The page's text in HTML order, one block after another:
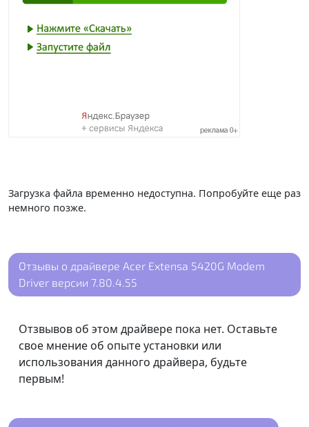
Загрузка файла временно недоступна. Попробуйте еще раз
немного позже.
Отзывы о драйвере Acer Extensa 5420G Modem
Driver версии 7.80.4.55
Отзвывов об этом драйвере пока нет. Оставьте
свое мнение об опыте установки или
использования данного драйвера, будьте
первым!